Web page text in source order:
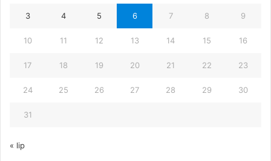
3 4 5 6 7 8 9
10 11 12 13 14 15 16
17 18 19 20 21 22 23
24 25 26 27 28 29 30
31
« lip